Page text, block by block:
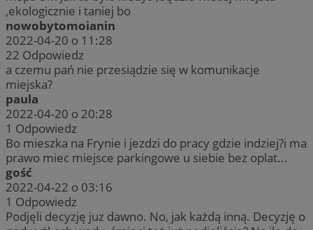
,ekologicznie i taniej bo
nowobytomoianin
2022-04-20 o 11:28
22 Odpowiedz
a czemu pań nie przesiądzie się w komunikacje
miejska?
paula
2022-04-20 o 20:28
1 Odpowiedz
Bo mieszka na Frynie i jezdzi do pracy gdzie indziej?i ma
prawo miec miejsce parkingowe u siebie bez oplat...
gość
2022-04-22 o 03:16
1 Odpowiedz
Podjęli decyzję juz dawno. No, jak każdą inną. Decyzję o